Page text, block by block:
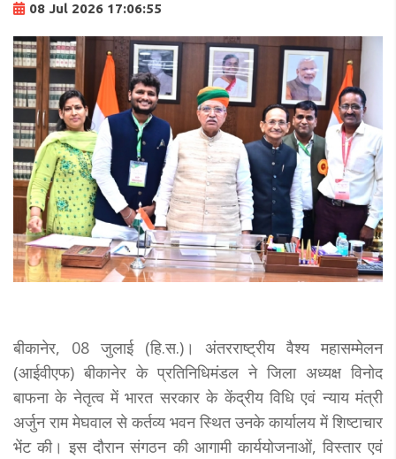
08 Jul 2026 17:06:55
बीकानेर, 08 जुलाई (हि.स.)। अंतरराष्ट्रीय वैश्य महासम्मेलन
(आईवीएफ) बीकानेर के प्रतिनिधिमंडल ने जिला अध्यक्ष विनोद
बाफना के नेतृत्व में भारत सरकार के केंद्रीय विधि एवं न्याय मंत्री
अर्जुन राम मेघवाल से कर्तव्य भवन स्थित उनके कार्यालय में शिष्टाचार
भेंट की। इस दौरान संगठन की आगामी कार्ययोजनाओं, विस्तार एवं